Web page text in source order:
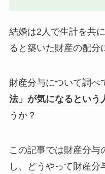
結婚は2人で生計を共
ると築いた財産の配分
財産分与について調べ
法」が気になるという
うか？
この記事では財産分与
し、どうやって財産分